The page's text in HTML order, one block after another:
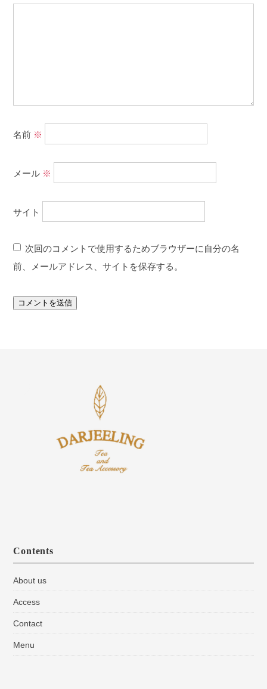
名前 ※
メール ※
サイト
次回のコメントで使用するためブラウザーに自分の名
前、メールアドレス、サイトを保存する。
Contents
About us
Access
Contact
Menu